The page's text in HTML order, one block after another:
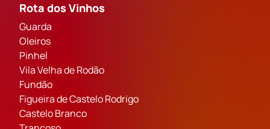
Rota dos Vinhos
Guarda
Oleiros
Pinhel
Vila Velha de Rodão
Fundão
Figueira de Castelo Rodrigo
Castelo Branco